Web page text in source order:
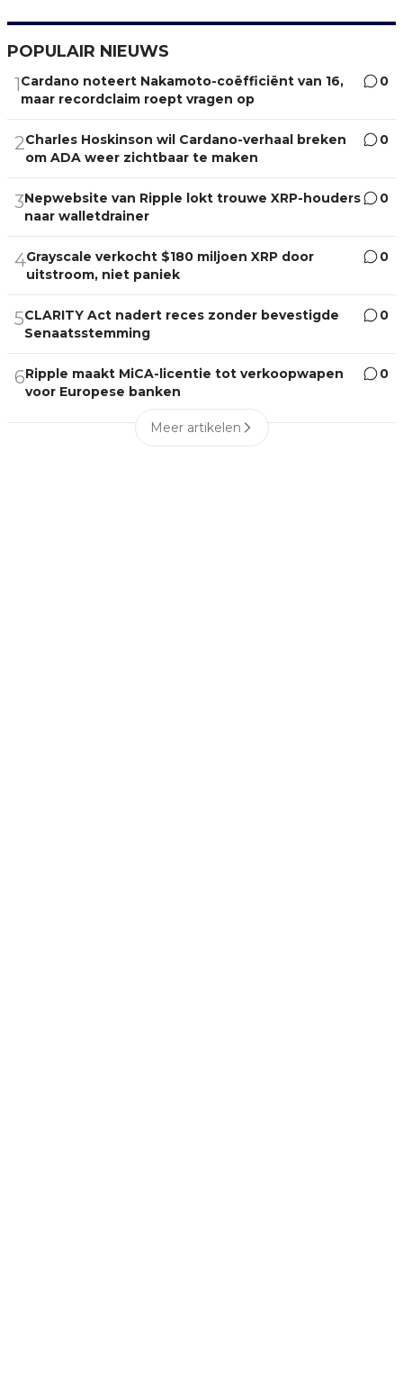
POPULAIR NIEUWS
1Cardano noteert Nakamoto-coëfficiënt van 16,
maar recordclaim roept vragen op
0
2Charles Hoskinson wil Cardano-verhaal breken
om ADA weer zichtbaar te maken
0
3Nepwebsite van Ripple lokt trouwe XRP-houders
naar walletdrainer
0
4Grayscale verkocht $180 miljoen XRP door
uitstroom, niet paniek
0
5CLARITY Act nadert reces zonder bevestigde
Senaatsstemming
0
6Ripple maakt MiCA-licentie tot verkoopwapen
voor Europese banken
0
Meer artikelen